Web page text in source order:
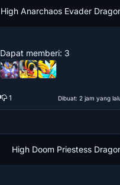
High Anarchaos Evader
Dapat memberi: 3
Dibuat: 2 jam yang
1
High Doom Priestess